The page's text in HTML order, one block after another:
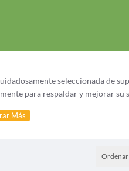
seleccionada de
para respaldar y mejorar